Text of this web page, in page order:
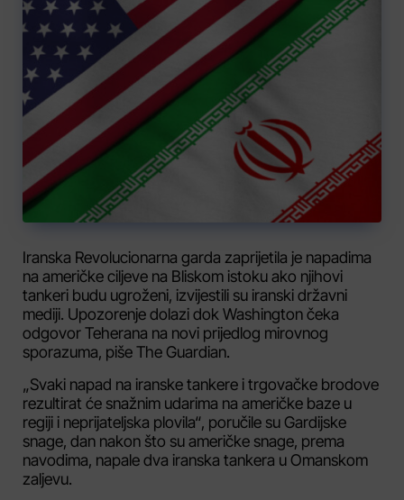
Iranska Revolucionarna garda zaprijetila je napadima
na američke ciljeve na Bliskom istoku ako njihovi
tankeri budu ugroženi, izvijestili su iranski državni
mediji. Upozorenje dolazi dok Washington čeka
odgovor Teherana na novi prijedlog mirovnog
sporazuma, piše The Guardian.
„Svaki napad na iranske tankere i trgovačke brodove
rezultirat će snažnim udarima na američke baze u
regiji i neprijateljska plovila“, poručile su Gardijske
snage, dan nakon što su američke snage, prema
navodima, napale dva iranska tankera u Omanskom
zaljevu.